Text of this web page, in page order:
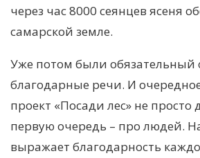
через час 8000 сеянцев ясеня
самарской земле.
Уже потом были обязательный
благодарные речи. И
проект «Посади лес» не просто
первую очередь – про людей.
выражает благодарность